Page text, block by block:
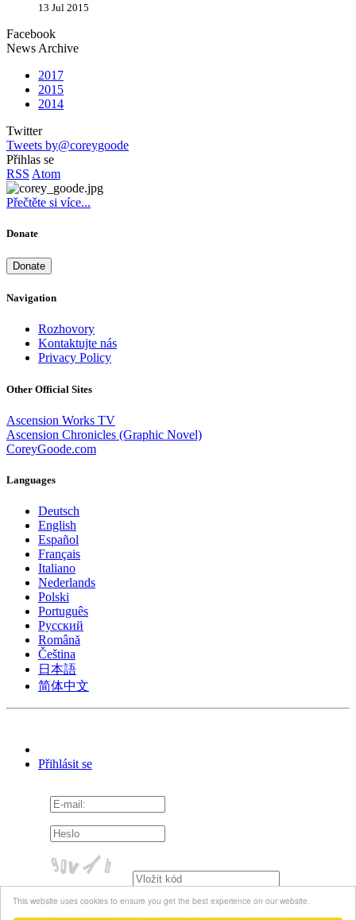
This website uses cookies to ensure you get the best experience on our website.
13 Jul 2015
Facebook
News Archive
2017
2015
2014
Twitter
Tweets by@coreygoode
Přihlas se
RSS Atom
Přečtěte si více...
Donate
Donate
Navigation
Rozhovory
Kontaktujte nás
Privacy Policy
Other Official Sites
Ascension Works TV
Ascension Chronicles (Graphic Novel)
CoreyGoode.com
Languages
Deutsch
English
Español
Français
Italiano
Nederlands
Polski
Português
Pусский
Română
Čeština
日本語
简体中文
Přihlásit se
Pamatuj si mě